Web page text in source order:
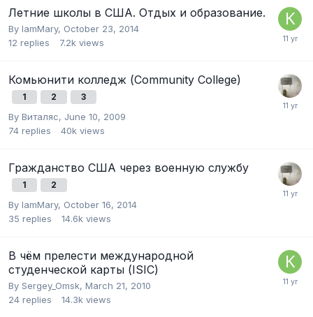
Летние школы в США. Отдых и образование.
By IamMary, October 23, 2014
12 replies 7.2k views
Комьюнити колледж (Community College)
1 2 3
By Виталяс, June 10, 2009
74 replies 40k views
Гражданство США через военную службу
1 2
By IamMary, October 16, 2014
35 replies 14.6k views
В чём прелести международной
студенческой карты (ISIC)
By Sergey_Omsk, March 21, 2010
24 replies 14.3k views